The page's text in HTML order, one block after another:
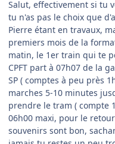
Salut, effectivement si tu
tu n'as pas le choix que
Pierre étant en travaux,
premiers mois de la
matin, le 1er train qui te
CPFT part à 07h07 de la
SP ( comptes à peu près
marches 5-10 minutes
prendre le tram ( compte
06h00 maxi, pour le
souvenirs sont bon,